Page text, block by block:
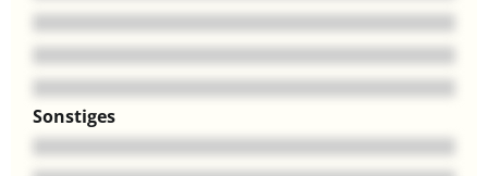
Sonstiges